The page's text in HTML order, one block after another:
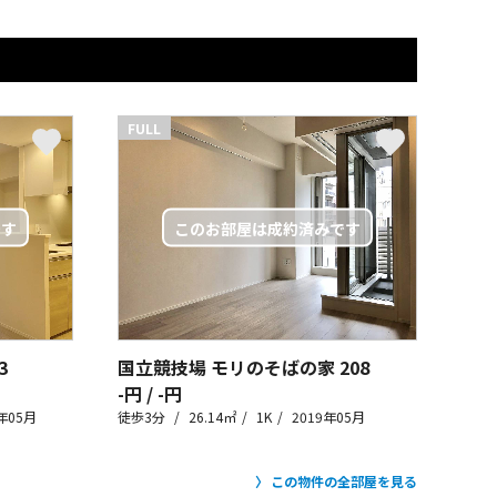
05月
FULL
国立競技場 モリのそばの家 208
-円 / -円
徒歩3分 26.14㎡ 1K 2019年05月
この物件の全部屋を見る